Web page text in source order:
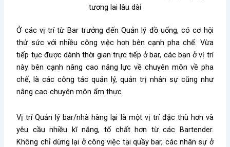
tương lai lâu dài
Ở các vị trí từ Bar trưởng đến Quản lý đồ uống, có cơ hội
thử sức với nhiều công việc hơn bên cạnh pha chế. Vừa
tiếp tục được dành thời gian trực tiếp ở bar, các bạn ở vị trí
này bên cạnh nâng cao năng lực về chuyên môn về pha
chế, là các công tác quản lý, quản trị nhân sự cũng như
nâng cao chuyên môn ẩm thực.
Vị trí Quản lý bar/nhà hàng lại là một vị trí đặc thù hơn và
yêu cầu nhiều kĩ năng, tố chất hơn từ các Bartender.
Không chỉ dừng lại ở công việc tại quầy bar, các nhân sự ở